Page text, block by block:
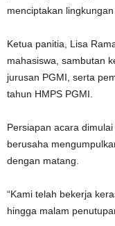
menciptakan
Ketua panitia, Lisa
mahasiswa, sambutan
jurusan PGMI, serta
tahun HMPS PGMI.
Persiapan acara
berusaha
dengan matang.
“Kami telah bekerja
hingga malam